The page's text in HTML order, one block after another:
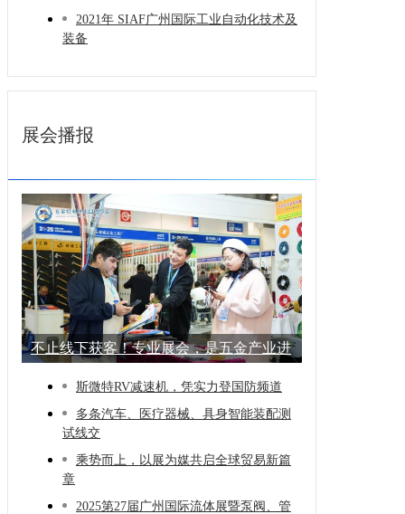
2021年 SIAF广州国际工业自动化技术及
装备
展会播报
不止线下获客！专业展会，是五金产业进
斯微特RV减速机，凭实力登国防频道
多条汽车、医疗器械、具身智能装配测
试线交
乘势而上，以展为媒共启全球贸易新篇
章
2025第27届广州国际流体展暨泵阀、管